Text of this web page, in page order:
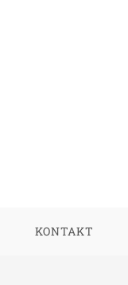
KONTAKT